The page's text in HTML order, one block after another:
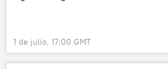
1 de julio, 17:00 GMT